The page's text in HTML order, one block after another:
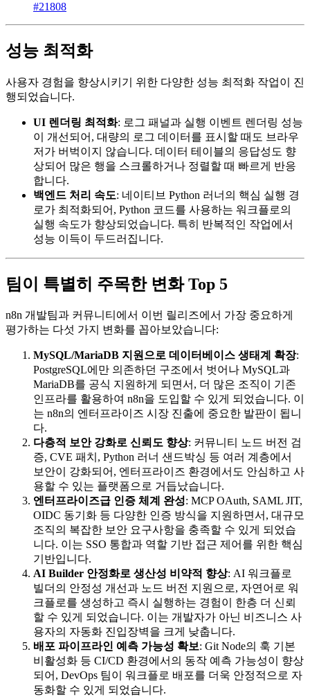
#21808
성능 최적화
사용자 경험을 향상시키기 위한 다양한 성능 최적화 작업이 진
행되었습니다.
UI 렌더링 최적화: 로그 패널과 실행 이벤트 렌더링 성능
이 개선되어, 대량의 로그 데이터를 표시할 때도 브라우
저가 버벅이지 않습니다. 데이터 테이블의 응답성도 향
상되어 많은 행을 스크롤하거나 정렬할 때 빠르게 반응
합니다.
백엔드 처리 속도: 네이티브 Python 러너의 핵심 실행 경
로가 최적화되어, Python 코드를 사용하는 워크플로의
실행 속도가 향상되었습니다. 특히 반복적인 작업에서
성능 이득이 두드러집니다.
팀이 특별히 주목한 변화 Top 5
n8n 개발팀과 커뮤니티에서 이번 릴리즈에서 가장 중요하게
평가하는 다섯 가지 변화를 꼽아보았습니다:
MySQL/MariaDB 지원으로 데이터베이스 생태계 확장:
PostgreSQL에만 의존하던 구조에서 벗어나 MySQL과
MariaDB를 공식 지원하게 되면서, 더 많은 조직이 기존
인프라를 활용하여 n8n을 도입할 수 있게 되었습니다. 이
는 n8n의 엔터프라이즈 시장 진출에 중요한 발판이 됩니
다.
다층적 보안 강화로 신뢰도 향상: 커뮤니티 노드 버전 검
증, CVE 패치, Python 러너 샌드박싱 등 여러 계층에서
보안이 강화되어, 엔터프라이즈 환경에서도 안심하고 사
용할 수 있는 플랫폼으로 거듭났습니다.
엔터프라이즈급 인증 체계 완성: MCP OAuth, SAML JIT,
OIDC 동기화 등 다양한 인증 방식을 지원하면서, 대규모
조직의 복잡한 보안 요구사항을 충족할 수 있게 되었습
니다. 이는 SSO 통합과 역할 기반 접근 제어를 위한 핵심
기반입니다.
AI Builder 안정화로 생산성 비약적 향상: AI 워크플로
빌더의 안정성 개선과 노드 버전 지원으로, 자연어로 워
크플로를 생성하고 즉시 실행하는 경험이 한층 더 신뢰
할 수 있게 되었습니다. 이는 개발자가 아닌 비즈니스 사
용자의 자동화 진입장벽을 크게 낮춥니다.
배포 파이프라인 예측 가능성 확보: Git Node의 훅 기본
비활성화 등 CI/CD 환경에서의 동작 예측 가능성이 향상
되어, DevOps 팀이 워크플로 배포를 더욱 안정적으로 자
동화할 수 있게 되었습니다.